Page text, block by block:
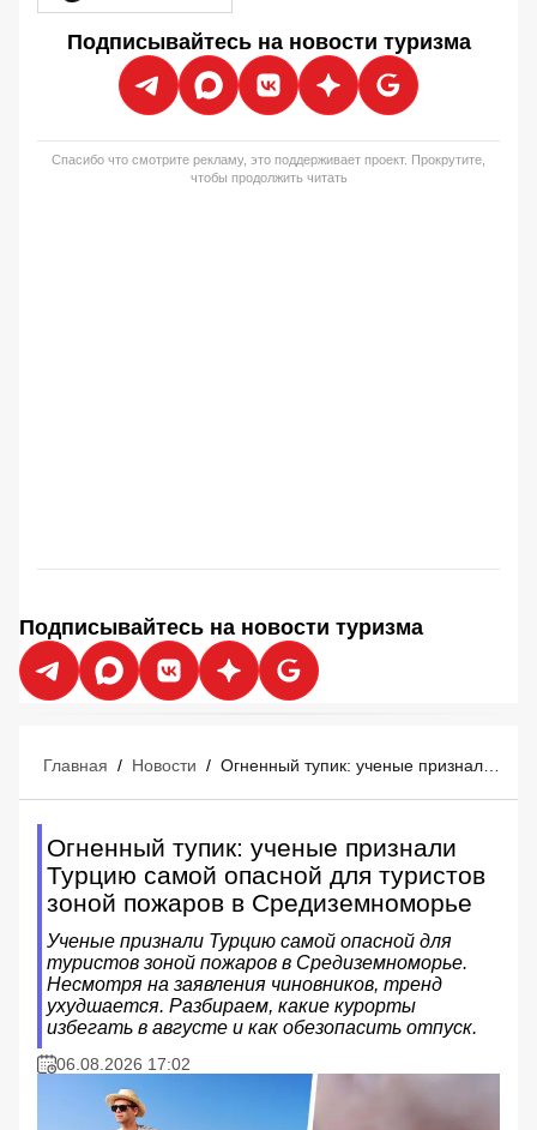
Подписывайтесь на новости туризма
Спасибо что смотрите рекламу, это поддерживает проект. Прокрутите,
чтобы продолжить читать
Подписывайтесь на новости туризма
Главная / Новости /
Огненный тупик: ученые признали
Турцию самой опасной для туристов
зоной пожаров в Средиземноморье
Ученые признали Турцию самой опасной для
туристов зоной пожаров в Средиземноморье.
Несмотря на заявления чиновников, тренд
ухудшается. Разбираем, какие курорты
избегать в августе и как обезопасить отпуск.
06.08.2026 17:02